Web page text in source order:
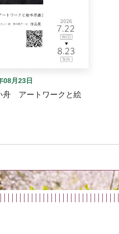
08月23日
舟 アートワークと絵